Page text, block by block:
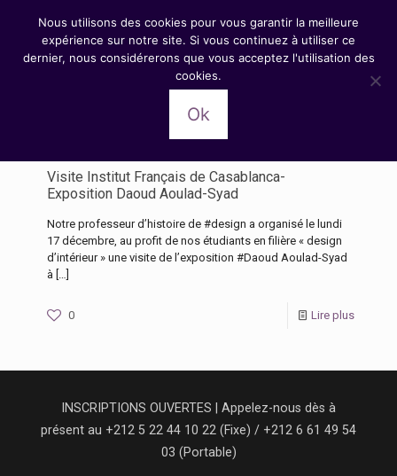
Visite Institut Français de Casablanca-
Exposition Daoud Aoulad-Syad
Notre professeur d’histoire de #design a organisé le lundi
17 décembre, au profit de nos étudiants en filière « design
d’intérieur » une visite de l’exposition #Daoud Aoulad-Syad
à […]
0 Lire plus
INSCRIPTIONS OUVERTES | Appelez-nous dès à
présent au +212 5 22 44 10 22 (Fixe) / +212 6 61 49 54
03 (Portable)
Nous utilisons des cookies pour vous garantir la meilleure
expérience sur notre site. Si vous continuez à utiliser ce
dernier, nous considérerons que vous acceptez l'utilisation des
cookies.
Ok